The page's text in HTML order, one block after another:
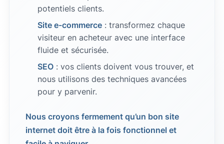
potentiels clients.
Site e-commerce: transformez chaque
visiteur en acheteur avec une interface
fluide et sécurisée.
SEO: vos clients doivent vous trouver, et
nous utilisons des techniques avancées
pour y parvenir.
Nous croyons fermement qu’un bon site
internet doit être à la fois fonctionnel et